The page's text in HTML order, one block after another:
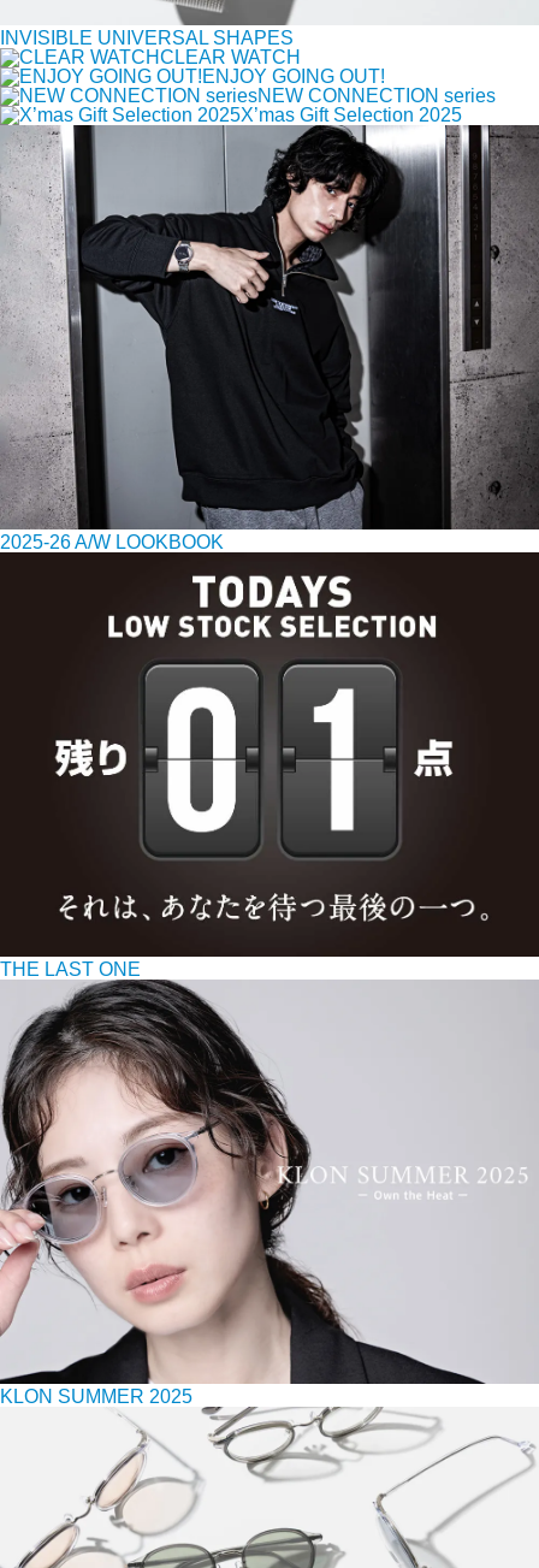
INVISIBLE UNIVERSAL SHAPES
CLEAR WATCH
ENJOY GOING OUT!
NEW CONNECTION series
X’mas Gift Selection 2025
2025-26 A/W LOOKBOOK
THE LAST ONE
KLON SUMMER 2025